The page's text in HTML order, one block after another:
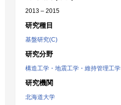
2013 – 2015
研究種目
基盤研究(C)
研究分野
構造工学・地震工学・維持管理工学
研究機関
北海道大学